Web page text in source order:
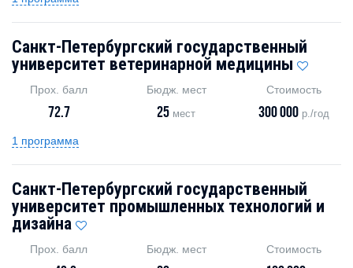
Санкт-Петербургский государственный
университет ветеринарной медицины
Прох. балл
72.7
Бюдж. мест
25 мест
Стоимость
300 000 р./год
1 программа
Санкт-Петербургский государственный
университет промышленных технологий и
дизайна
Прох. балл Бюдж. мест Стоимость